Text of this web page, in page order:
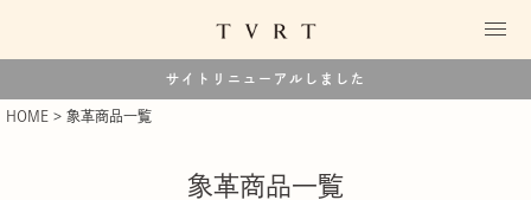
サイトリニューアルしました
HOME 象革商品一覧
象革商品一覧